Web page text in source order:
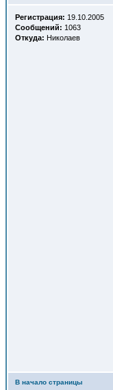
Регистрация: 19.10.2005
Сообщений: 1063
Откуда: Николаев
В начало страницы